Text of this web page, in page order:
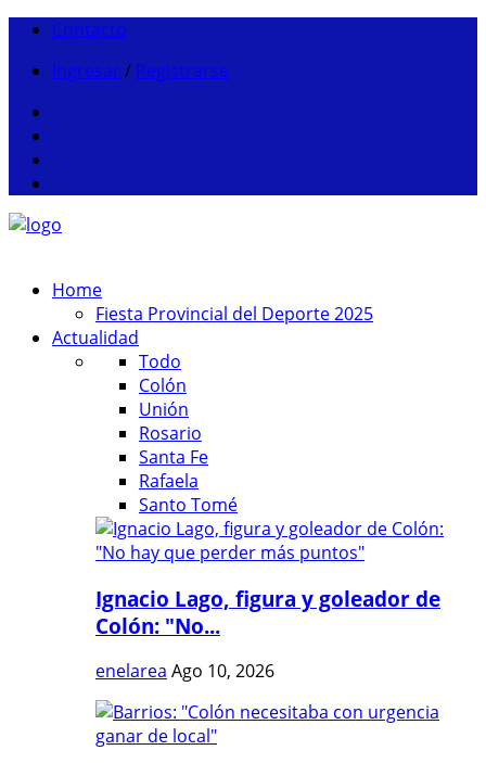
Contacto
Ingresar / Registrarse
Home
Fiesta Provincial del Deporte 2025
Actualidad
Todo
Colón
Unión
Rosario
Santa Fe
Rafaela
Santo Tomé
Ignacio Lago, figura y goleador de
Colón: "No...
enelarea Ago 10, 2026